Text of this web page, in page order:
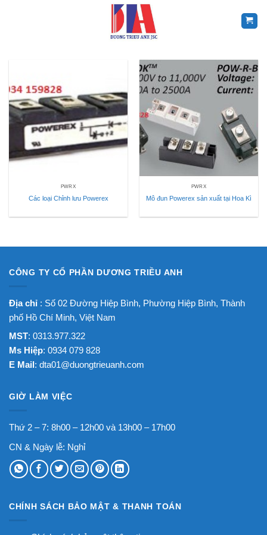
PWRX
Các loại Chỉnh lưu Powerex
PWRX
Mô đun Powerex sản xuất tại Hoa Kì
CÔNG TY CỔ PHẦN DƯƠNG TRIỀU ANH
Địa chỉ : Số 02 Đường Hiệp Bình, Phường Hiệp Bình, Thành
phố Hồ Chí Minh, Việt Nam
MST: 0313.977.322
Ms Hiệp: 0934 079 828
E Mail: dta01@duongtrieuanh.com
GIỜ LÀM VIỆC
Thứ 2 – 7: 8h00 – 12h00 và 13h00 – 17h00
CN & Ngày lễ: Nghỉ
CHÍNH SÁCH BẢO MẬT & THANH TOÁN